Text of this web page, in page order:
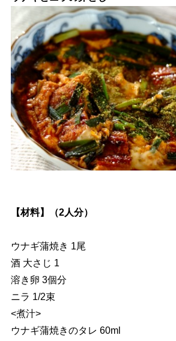
【材料】（2人分）
ウナギ蒲焼き 1尾
酒 大さじ 1
溶き卵 3個分
ニラ 1/2束
<煮汁>
ウナギ蒲焼きのタレ 60ml